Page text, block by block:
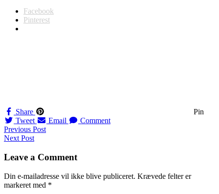
Facebook
Pinterest
Share
Pin
Tweet
Email Comment
Navigation
til
indlæg
Previous Post
Next Post
Leave a Comment
Din e-mailadresse vil ikke blive publiceret. Krævede felter er
markeret med *